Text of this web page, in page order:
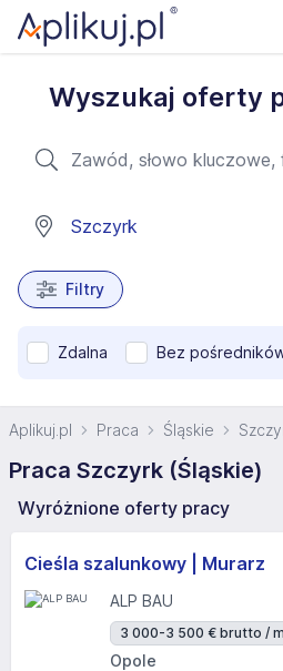
Wyszukaj oferty
Filtry
Zdalna Bez
Aplikuj.pl Praca Śląskie
Praca Szczyrk (Śląskie)
Wyróżnione oferty pracy
Cieśla szalunkowy | Murarz
ALP BAU
3 000-3 500 € brutto /
Opole